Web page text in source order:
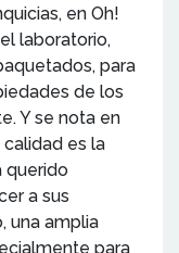
en Oh!
laboratorio,
para
de los
Y se nota en
es la
querido
a sus
una amplia
para